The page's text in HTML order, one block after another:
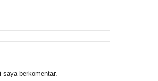
berkomentar.